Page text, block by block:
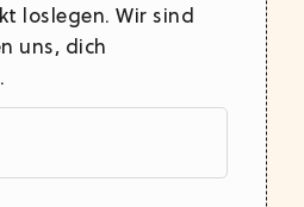
loslegen. Wir sind
uns, dich